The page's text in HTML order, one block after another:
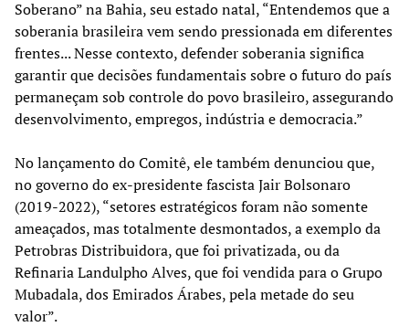
Soberano” na Bahia, seu estado natal, “Entendemos que a
soberania brasileira vem sendo pressionada em diferentes
frentes... Nesse contexto, defender soberania significa
garantir que decisões fundamentais sobre o futuro do país
permaneçam sob controle do povo brasileiro, assegurando
desenvolvimento, empregos, indústria e democracia.”
No lançamento do Comitê, ele também denunciou que,
no governo do ex-presidente fascista Jair Bolsonaro
(2019-2022), “setores estratégicos foram não somente
ameaçados, mas totalmente desmontados, a exemplo da
Petrobras Distribuidora, que foi privatizada, ou da
Refinaria Landulpho Alves, que foi vendida para o Grupo
Mubadala, dos Emirados Árabes, pela metade do seu
valor”.